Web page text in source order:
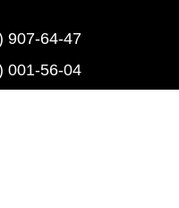
001-56-04
907-64-47